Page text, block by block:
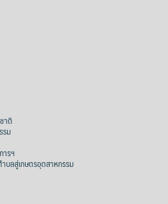
าติ
รม
ารฯ
บลสู่เกษตรอุตสาหกรรม